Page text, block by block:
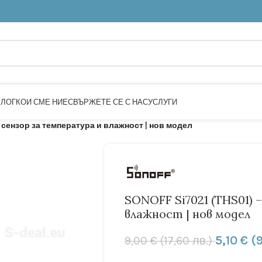
КОИ СМЕ НИЕСВЪРЖЕТЕ СЕ С НАСУСЛУГИ
сензор за температура и влажност | нов модел
SONOFF Si7021
влажност | нов модел
9,00€(17,60 лв.)5,10 €